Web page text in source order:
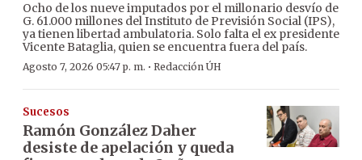
Ocho de los nueve imputados por el millonario desvío de
G. 61.000 millones del Instituto de Previsión Social (IPS),
ya tienen libertad ambulatoria. Solo falta el ex presidente
Vicente Bataglia, quien se encuentra fuera del país.
Agosto 7, 2026 05:47 p. m. · Redacción ÚH
Sucesos
Ramón González Daher
desiste de apelación y queda